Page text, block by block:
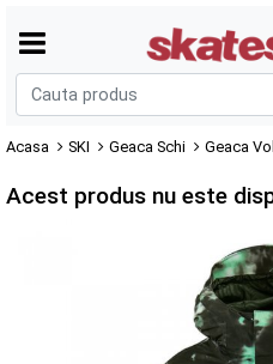
Acasa SKI Geaca Schi Geaca
Acest produs nu este